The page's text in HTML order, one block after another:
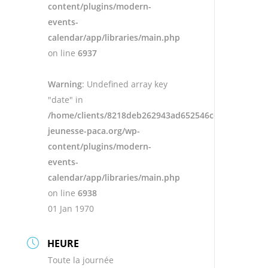
content/plugins/modern-
events-
calendar/app/libraries/main.php
on line6937
Warning: Undefined array key
"date" in
/home/clients/
jeunesse-paca.org/wp-
content/plugins/modern-
events-
calendar/app/libraries/main.php
on line6938
01 Jan 1970
HEURE
Toute la journée